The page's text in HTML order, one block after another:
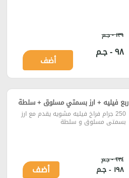
١٣٩ - جـم
٩٨ - جـم
أضف
ربع فيليه + ارز بسمتي مسلوق + سلطة
250 جرام فراخ فيليه مشويه يقدم مع ارز
بسمتي مسلوق و سلطة
٢٣٤ - جـم
١٩٨ - جـم أضف